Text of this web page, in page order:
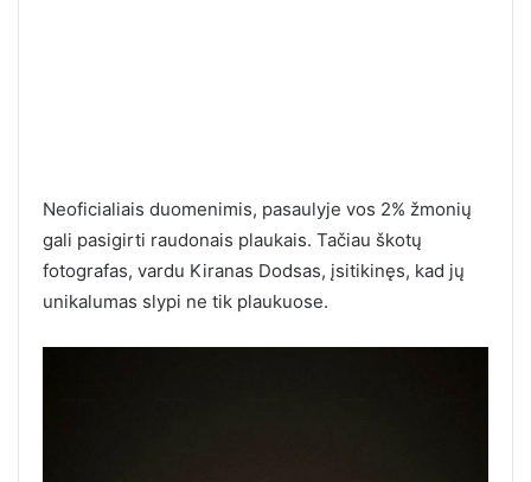
Neoficialiais duomenimis, pasaulyje vos 2% žmonių
gali pasigirti raudonais plaukais. Tačiau škotų
fotografas, vardu Kiranas Dodsas, įsitikinęs, kad jų
unikalumas slypi ne tik plaukuose.